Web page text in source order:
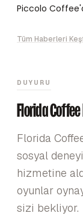
Piccolo
Tüm Haberleri
DUYURU
Florida
Florida
sosyal
hizmetine
oyunlar
sizi bekliyor.